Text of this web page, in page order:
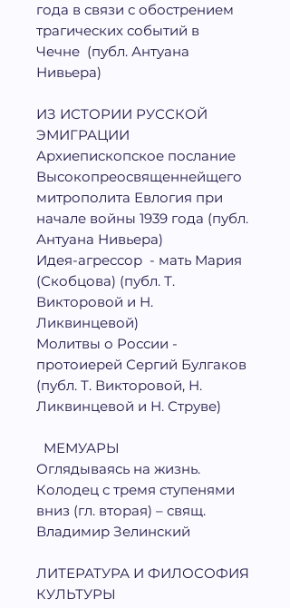
года в связи с обострением
трагических событий в
Чечне (публ. Антуана
Нивьера)
ИЗ ИСТОРИИ РУССКОЙ
ЭМИГРАЦИИ
Архиепископское послание
Высокопреосвященнейщего
митрополита Евлогия при
начале войны 1939 года (публ.
Антуана Нивьера)
Идея-агрессор - мать Мария
(Скобцова) (публ. Т.
Викторовой и Н.
Ликвинцевой)
Молитвы о России -
протоиерей Сергий Булгаков
(публ. Т. Викторовой, Н.
Ликвинцевой и Н. Струве)
МЕМУАРЫ
Оглядываясь на жизнь.
Колодец с тремя ступенями
вниз (гл. вторая) – свящ.
Владимир Зелинский
ЛИТЕРАТУРА И ФИЛОСОФИЯ
КУЛЬТУРЫ